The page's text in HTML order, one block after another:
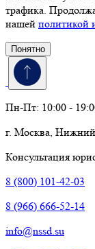
трафика.
нашей политикой
Понятно
Пн-Пт: 10:00 -
г. Москва, Нижний
Консультация
8 (800) 101-42-03
8 (966) 666-52-14
info@nssd.su